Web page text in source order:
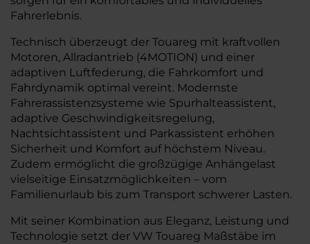
Fahrerlebnis.
Technisch überzeugt der Touareg mit kraftvollen
Motoren, Allradantrieb (4MOTION) und einer
adaptiven Luftfederung, die Fahrkomfort und
Fahrdynamik optimal vereint. Modernste
Fahrerassistenzsysteme wie Spurhalteassistent,
adaptive Geschwindigkeitsregelung,
Nachtsichtassistent und Parkassistent erhöhen
Sicherheit und Komfort auf höchstem Niveau.
Zudem ermöglicht die großzügige Anhängelast
vielseitige Einsatzmöglichkeiten – vom
Familienurlaub bis zum Transport schwerer Lasten.
Mit seiner Kombination aus Eleganz, Leistung und
Technologie setzt der VW Touareg Maßstäbe im